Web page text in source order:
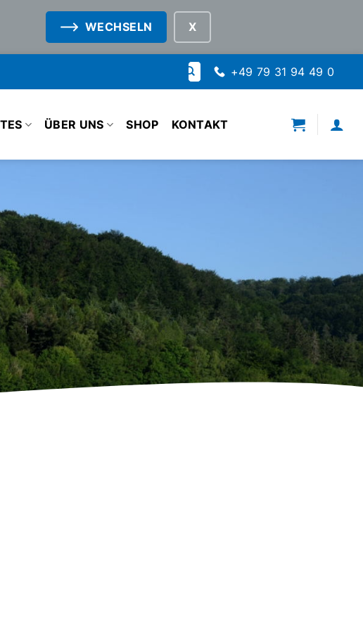
WECHSELN
Suche
nach:
+49 79 31 94 49 0
ÜBER UNS SHOP KONTAKT